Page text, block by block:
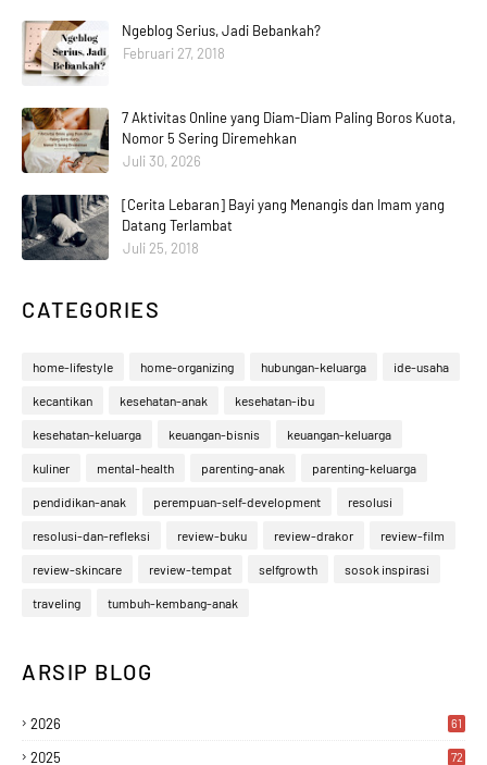
Ngeblog Serius, Jadi Bebankah?
Februari 27, 2018
7 Aktivitas Online yang Diam-Diam Paling Boros Kuota,
Nomor 5 Sering Diremehkan
Juli 30, 2026
[Cerita Lebaran] Bayi yang Menangis dan Imam yang
Datang Terlambat
Juli 25, 2018
CATEGORIES
home-lifestyle home-organizing hubungan-keluarga ide-usaha
kecantikan kesehatan-anak kesehatan-ibu
kesehatan-keluarga keuangan-bisnis keuangan-keluarga
kuliner mental-health parenting-anak parenting-keluarga
pendidikan-anak perempuan-self-development resolusi
resolusi-dan-refleksi review-buku review-drakor review-film
review-skincare review-tempat selfgrowth sosok inspirasi
traveling tumbuh-kembang-anak
ARSIP BLOG
2026 61
2025 72